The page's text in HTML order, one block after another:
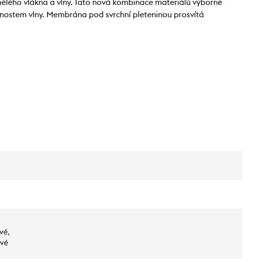
vlákna a vlny. Tato nová kombinace materiálů výborně
vlny. Membrána pod svrchní pleteninou prosvítá